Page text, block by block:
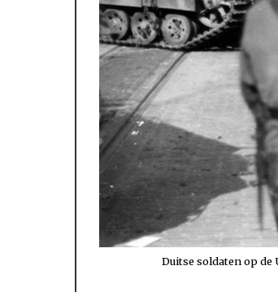
Duitse soldaten op de